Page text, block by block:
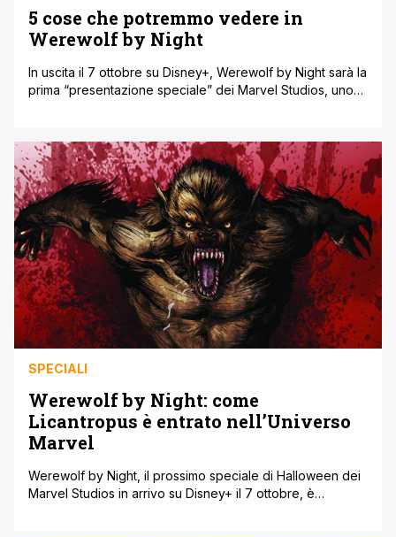
5 cose che potremmo vedere in
Werewolf by Night
In uscita il 7 ottobre su Disney+, Werewolf by Night sarà la
prima “presentazione speciale” dei Marvel Studios, uno
tutta una serie di nuovi personaggi nel Marvel Cinematic
Universe. Oltre ad essere una delle prime incursioni dei
[']
SPECIALI
Werewolf by Night: come
Licantropus è entrato nell’Universo
Marvel
Werewolf by Night, il prossimo speciale di Halloween dei
Marvel Studios in arrivo su Disney+ il 7 ottobre, è